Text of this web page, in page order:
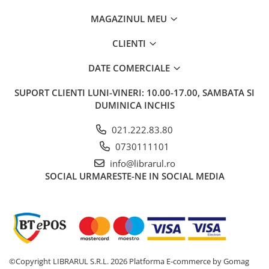
Conservarea si pastrarea
Ghiduri de calatorie, harti
Ghiduri de calatorie
Animale de companie
Invatamant superior
Istorie
Al Doilea Razboi Mondial
Biografii, memorii si jurnale
Istoria comunismului
MAGAZINUL MEU
CLIENTI
DATE COMERCIALE
SUPORT CLIENTI LUNI-VINERI: 10.00-17.00, SAMBATA SI
DUMINICA INCHIS
021.222.83.80
0730111101
info@librarul.ro
SOCIAL URMARESTE-NE IN SOCIAL MEDIA
©Copyright LIBRARUL S.R.L. 2026 Platforma E-commerce by Gomag